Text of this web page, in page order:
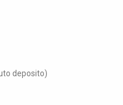
deposito)